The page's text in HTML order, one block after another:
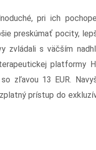
pri ich
preskúmať pocity,
zvládali s väčším
platformy
zľavou 13 EUR.
prístup do